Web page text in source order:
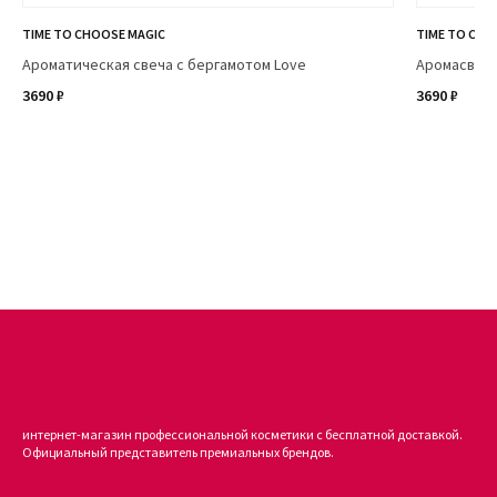
TIME TO CHOOSE MAGIC
Ароматическая свеча с бергамотом Love
3690 ₽
TIME TO
3690 ₽
интернет-магазин профессиональной косметики с бесплатной доставкой.
Официальный представитель премиальных брендов.